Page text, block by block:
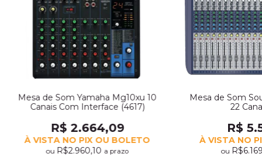
Mesa de Som Yamaha Mg10xu 10
Canais Com Interface (4617)
R$ 2.664,09
À VISTA NO PIX OU BOLETO
ou R$2.960,10 a prazo
Mesa de Som
22
R$
À VISTA NO
ou